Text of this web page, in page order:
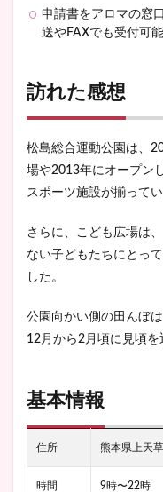
申請書をアロマの窓
送やFAXでも受付可能
訪れた感想
松島総合運動公園は、
場や2013年にオープン
スポーツ施設が揃ってい
さらに、こども広場は
ない子どもたちにとっ
した。
公園向かい側の田んぼ
12月から2月頃に見頃を
基本情報
住所 熊本県上天
時間 9時〜22時